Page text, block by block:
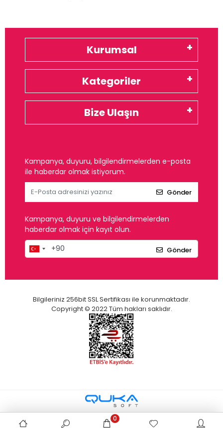
Kurumsal
Kategoriler
Bize Ulaşın
Kampanya, duyuru, bilgilendirmelerden e-posta
ile haberdar olmak istiyorum.
Gönder
Kampanya, duyuru ve bilgilendirmelerden
haberdar olmak için kayıt olun.
Gönder
Bilgileriniz 256bit SSL Sertifikası ile korunmaktadır.
Copyright © 2022 Tüm hakları saklıdır.
0